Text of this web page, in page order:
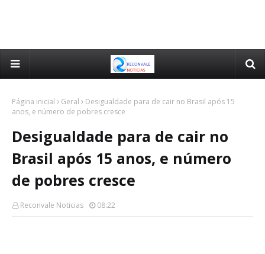
Página inicial Geral
Desigualdade para de cair no Brasil após 15
anos, e número de pobres cresce
Desigualdade para de cair no
Brasil após 15 anos, e número
de pobres cresce
Reconvale Noticias 08:22